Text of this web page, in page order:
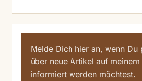
Melde Dich hier an, wenn Du
über neue Artikel auf meinem
informiert werden möchtest.